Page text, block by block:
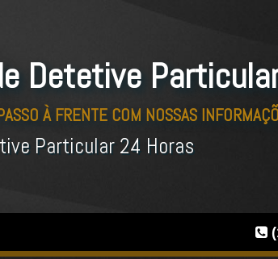
Detetive
À FRENTE COM NOSSAS
Particular 24 Horas